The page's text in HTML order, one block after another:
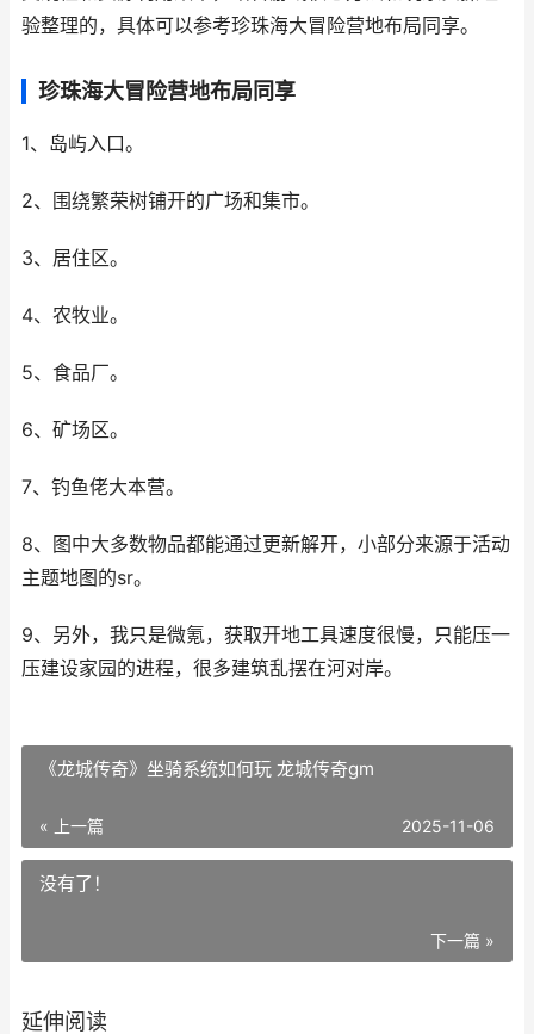
验整理的，具体可以参考珍珠海大冒险营地布局同享。
珍珠海大冒险营地布局同享
1、岛屿入口。
2、围绕繁荣树铺开的广场和集市。
3、居住区。
4、农牧业。
5、食品厂。
6、矿场区。
7、钓鱼佬大本营。
8、图中大多数物品都能通过更新解开，小部分来源于活动
主题地图的sr。
9、另外，我只是微氪，获取开地工具速度很慢，只能压一
压建设家园的进程，很多建筑乱摆在河对岸。
《龙城传奇》坐骑系统如何玩 龙城传奇gm
« 上一篇 2025-11-06
没有了！
下一篇 »
延伸阅读